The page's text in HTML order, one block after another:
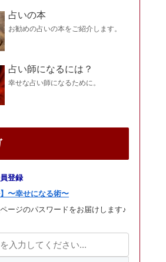
占いの本
お勧めの占いの本をご紹介します。
占い師になるには？
幸せな占い師になるために。
登録
〜幸せになる術〜
ージのパスワードをお届けします♪